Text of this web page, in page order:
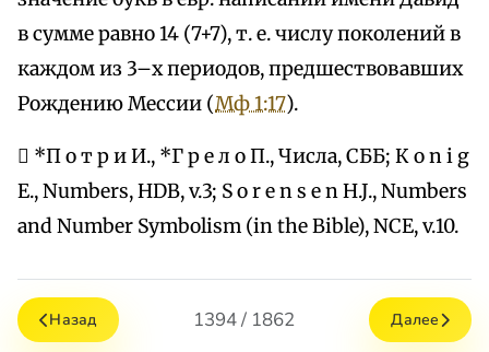
в сумме равно 14 (7+7), т. е. числу поколений в
каждом из 3–х периодов, предшествовавших
Рождению Мессии (Мф 1:17).
 *П о т р и И., *Г р е л о П., Числа, СББ; К o n i g
Е., Numbers, HDB, v.3; S о r е n s е n H.J., Numbers
and Number Symbolism (in the Bible), NCE, v.10.
Назад 1394 / 1862 Далее